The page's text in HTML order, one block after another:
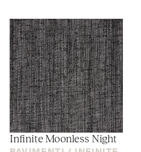
Infinite Moonless Night